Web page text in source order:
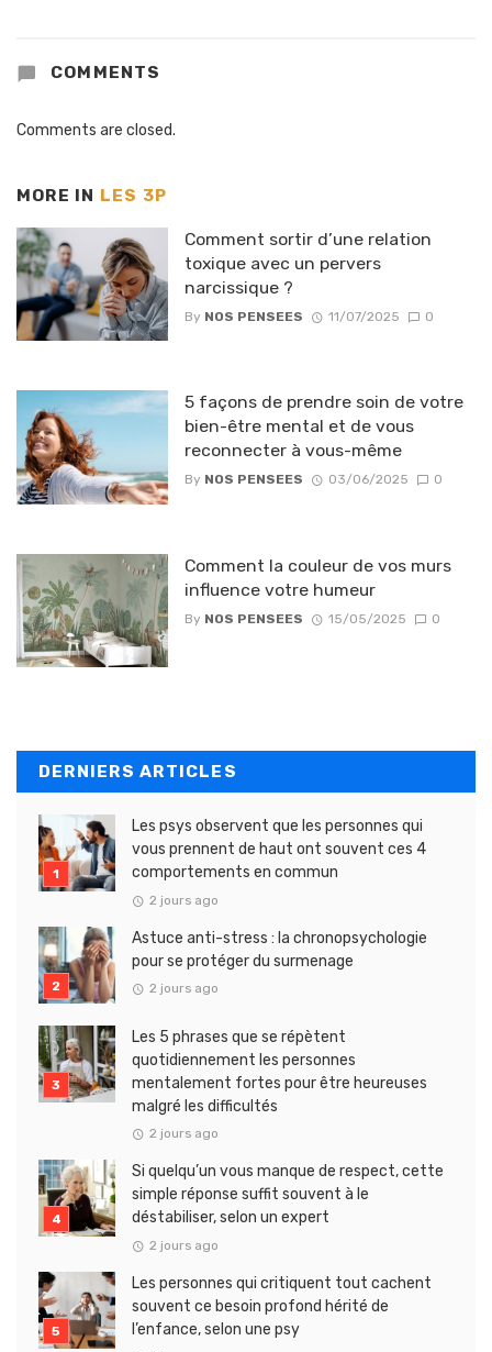
COMMENTS
Comments are closed.
MORE IN LES 3P
Comment sortir d’une relation
toxique avec un pervers
narcissique ?
By NOS PENSEES 11/07/2025 0
5 façons de prendre soin de votre
bien-être mental et de vous
reconnecter à vous-même
By NOS PENSEES 03/06/2025 0
Comment la couleur de vos murs
influence votre humeur
By NOS PENSEES 15/05/2025 0
DERNIERS ARTICLES
Les psys observent que les personnes qui
vous prennent de haut ont souvent ces 4
comportements en commun
2 jours ago
Astuce anti-stress : la chronopsychologie
pour se protéger du surmenage
2 jours ago
Les 5 phrases que se répètent
quotidiennement les personnes
mentalement fortes pour être heureuses
malgré les difficultés
2 jours ago
Si quelqu’un vous manque de respect, cette
simple réponse suffit souvent à le
déstabiliser, selon un expert
2 jours ago
Les personnes qui critiquent tout cachent
souvent ce besoin profond hérité de
l’enfance, selon une psy